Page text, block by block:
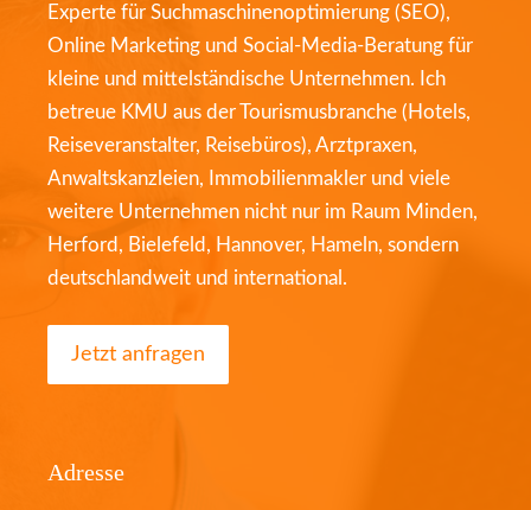
Experte für Suchmaschinenoptimierung (SEO),
Online Marketing und Social-Media-Beratung für
kleine und mittelständische Unternehmen. Ich
betreue KMU aus der Tourismusbranche (Hotels,
Reiseveranstalter, Reisebüros), Arztpraxen,
Anwaltskanzleien, Immobilienmakler und viele
weitere Unternehmen nicht nur im Raum Minden,
Herford, Bielefeld, Hannover, Hameln, sondern
deutschlandweit und international.
Jetzt anfragen
Adresse